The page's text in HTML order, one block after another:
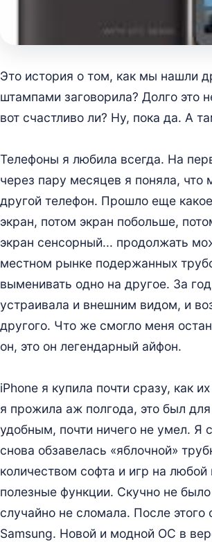
Это история о том, как мы нашли
штампами заговорила? Долго это
вот счастливо ли? Ну, пока да. А
Телефоны я любила всегда. На
через пару месяцев я поняла, что
другой телефон. Прошло еще
экран, потом экран побольше,
экран сенсорный... продолжать
местном рынке подержанных
выменивать одно на другое. За
устраивала и внешним видом, и
другого. Что же смогло меня
он, это он легендарный айфон.
iPhone я купила почти сразу, как
я прожила аж полгода, это был
удобным, почти ничего не умел. Я
снова обзавелась «яблочной»
количеством софта и игр на
полезные функции. Скучно не
случайно не сломала. После
Samsung. Новой и модной ОС в